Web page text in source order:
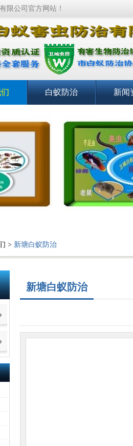
限公司官方网站！
白蚁防治 新闻
> 新塘白蚁防治
新塘白蚁防治